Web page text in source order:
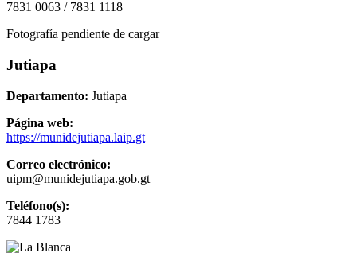
7831 0063 / 7831 1118
Fotografía pendiente de cargar
Jutiapa
Departamento: Jutiapa
Página web:
https://munidejutiapa.laip.gt
Correo electrónico:
uipm@munidejutiapa.gob.gt
Teléfono(s):
7844 1783